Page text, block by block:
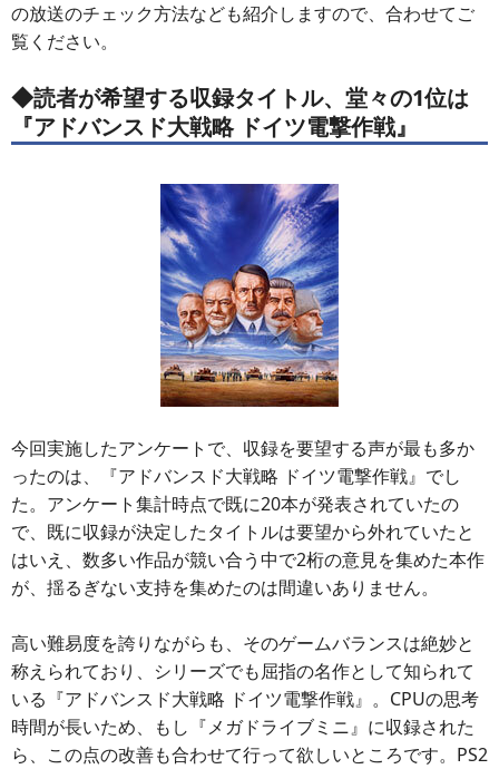
の放送のチェック方法なども紹介しますので、合わせてご
覧ください。
◆読者が希望する収録タイトル、堂々の1位は
『アドバンスド大戦略 ドイツ電撃作戦』
今回実施したアンケートで、収録を要望する声が最も多か
ったのは、『アドバンスド大戦略 ドイツ電撃作戦』でし
た。アンケート集計時点で既に20本が発表されていたの
で、既に収録が決定したタイトルは要望から外れていたと
はいえ、数多い作品が競い合う中で2桁の意見を集めた本作
が、揺るぎない支持を集めたのは間違いありません。
高い難易度を誇りながらも、そのゲームバランスは絶妙と
称えられており、シリーズでも屈指の名作として知られて
いる『アドバンスド大戦略 ドイツ電撃作戦』。CPUの思考
時間が長いため、もし『メガドライブミニ』に収録された
ら、この点の改善も合わせて行って欲しいところです。PS2